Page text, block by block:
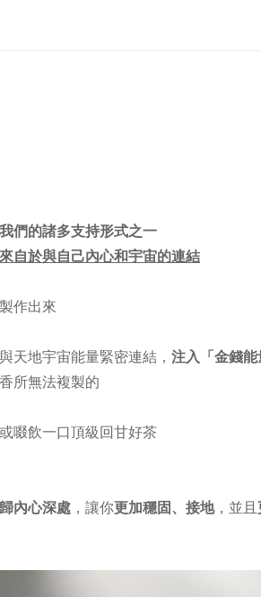
們的諸多支持形式之一
自於與自己內心和宇宙的連結
作出來
天地宇宙能量緊密連結， 注入「金錢
所無法複製的
啜飲一口頂級回甘好茶
內心深處 ，讓你更加穩固、接地，並且